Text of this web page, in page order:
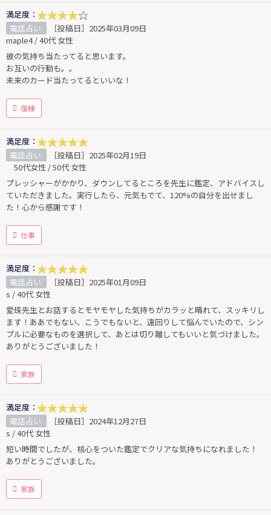
満足度：
電話占い
［投稿日］2025年03月09日
maple4 / 40代 女性
彼の気持ち当たってると思います。
お互いの行動も。。
未来のカード当たってるといいな！
復縁
満足度：
電話占い
［投稿日］2025年02月19日
50代女性 / 50代 女性
プレッシャーがかかり、ダウンしてるところを先生に鑑定、アドバイスし
ていただきました。実行したら、元気もでて、120%の自分を出せまし
た！心から感謝です！
仕事
満足度：
電話占い
［投稿日］2025年01月09日
s / 40代 女性
愛珠先生とお話するとモヤモヤした気持ちがカラッと晴れて、スッキリし
ます！ああでもない、こうでもないと、遠回りして悩んでいたので、シン
プルに必要なものを選択して、あとは切り離してもいいと気づけました。
ありがとうございました！
家族
満足度：
電話占い
［投稿日］2024年12月27日
s / 40代 女性
短い時間でしたが、核心をついた鑑定でクリアな気持ちになれました！
ありがとうございました。
家族